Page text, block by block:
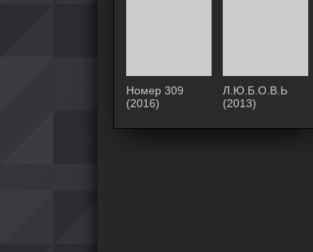
Номер 309
(2016)
Л.Ю.Б.О.В.Ь
(2013)